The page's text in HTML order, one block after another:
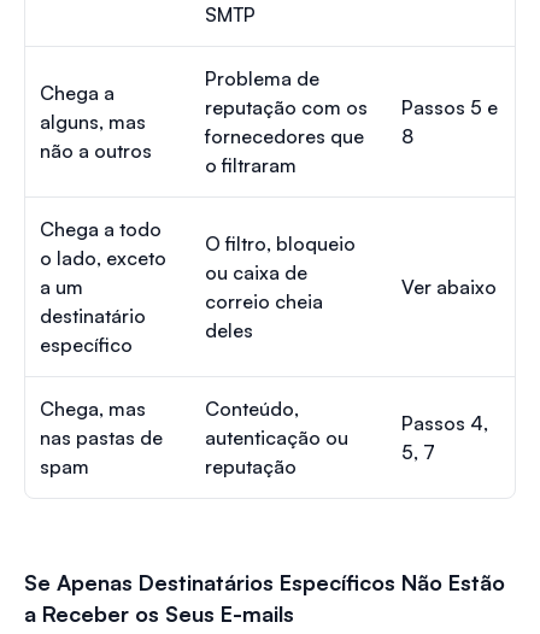
SMTP
Chega a
alguns, mas
não a outros
Problema de
reputação com os
fornecedores que
o filtraram
Passos 5 e
8
Chega a todo
o lado, exceto
a um
destinatário
específico
O filtro, bloqueio
ou caixa de
correio cheia
deles
Ver abaixo
Chega, mas
nas pastas de
spam
Conteúdo,
autenticação ou
reputação
Passos 4,
5, 7
Se Apenas Destinatários Específicos Não Estão
a Receber os Seus E-mails